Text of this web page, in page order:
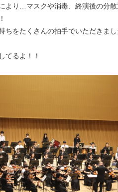
より…マスクや消毒、終演後の分
ちをたくさんの拍手でいただきまし
てるよ！！